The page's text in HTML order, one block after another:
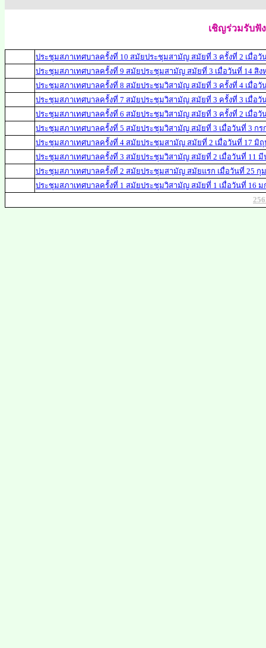
เชิญร่วมรับฟั
ประชุมสภาเทศบาลครั้งที่ 10 สมัยประชุมสามัญ สมัยที่ 3 ครั้งที่ 2 เมื่อวั
ประชุมสภาเทศบาลครั้งที่ 9 สมัยประชุมสามัญ สมัยที่ 3 เมื่อวันที่ 14 สิง
ประชุมสภาเทศบาลครั้งที่ 8 สมัยประชุมวิสามัญ สมัยที่ 3 ครั้งที่ 4 เมื่อวั
ประชุมสภาเทศบาลครั้งที่ 7 สมัยประชุมวิสามัญ สมัยที่ 3 ครั้งที่ 3 เมื่อวั
ประชุมสภาเทศบาลครั้งที่ 6 สมัยประชุมวิสามัญ สมัยที่ 3 ครั้งที่ 2 เมื่อวั
ประชุมสภาเทศบาลครั้งที่ 5 สมัยประชุมวิสามัญ สมัยที่ 3 เมื่อวันที่ 3 กร
ประชุมสภาเทศบาลครั้งที่ 4 สมัยประชุมสามัญ สมัยที่ 2 เมื่อวันที่ 17 มิถุ
ประชุมสภาเทศบาลครั้งที่ 3 สมัยประชุมวิสามัญ สมัยที่ 2 เมื่อวันที่ 11 มี
ประชุมสภาเทศบาลครั้งที่ 2 สมัยประชุมสามัญ สมัยแรก เมื่อวันที่ 25 กุ
ประชุมสภาเทศบาลครั้งที่ 1 สมัยประชุมวิสามัญ สมัยที่ 1 เมื่อวันที่ 16 ม